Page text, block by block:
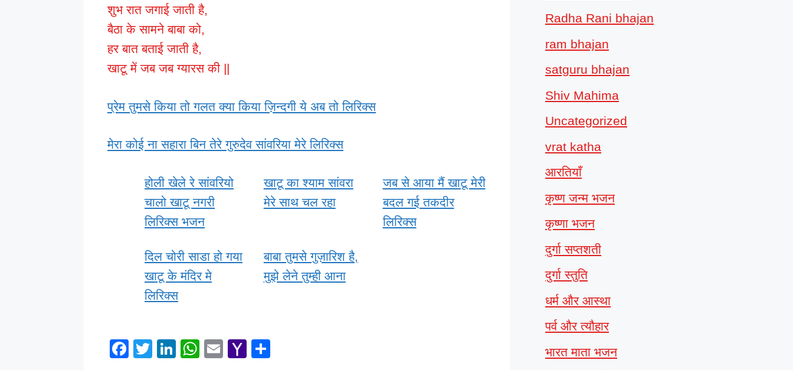
शुभ रात जगाई जाती है,
बैठा के सामने बाबा को,
हर बात बताई जाती है,
खाटू में जब जब ग्यारस की ||
प्रेम तुमसे किया तो गलत क्या किया ज़िन्दगी ये अब तो लिरिक्स
मेरा कोई ना सहारा बिन तेरे गुरुदेव सांवरिया मेरे लिरिक्स
होली खेले रे सांवरियो
चालो खाटू नगरी
लिरिक्स भजन
खाटू का श्याम सांवरा
मेरे साथ चल रहा
जब से आया मैं खाटू मेरी
बदल गई तकदीर
लिरिक्स
दिल चोरी साडा हो गया
खाटू के मंदिर मे
लिरिक्स
बाबा तुमसे गुज़ारिश है,
मुझे लेने तुम्ही आना
F
T
Li
W
E
Y
Radha Rani bhajan
ram bhajan
satguru bhajan
Shiv Mahima
Uncategorized
vrat katha
आरतियाँ
कृष्ण जन्म भजन
कृष्णा भजन
दुर्गा सप्तशती
दुर्गा स्तुति
धर्म और आस्था
पर्व और त्यौहार
भारत माता भजन